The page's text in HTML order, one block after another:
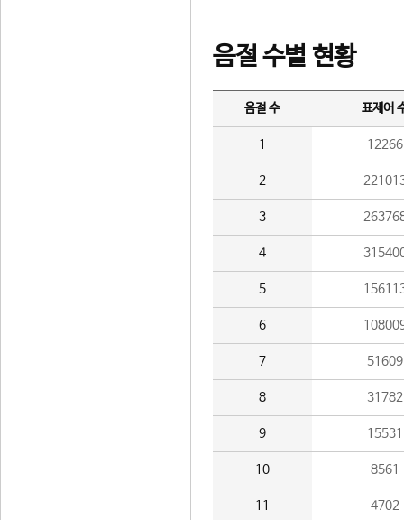
음절 수별 현황
음절 수 표제어
1 12266
2
3
4
5
6
7 51609
8 31782
9 15531
10 8561
11 4702